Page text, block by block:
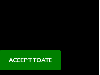
ACCEPT TOATE